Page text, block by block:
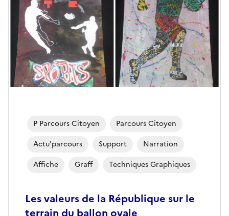
Les valeurs de la République sur le
P Parcours Citoyen
Parcours Citoyen
Actu'parcours
Support
Narration
Affiche
Graff Techniques Graphiques